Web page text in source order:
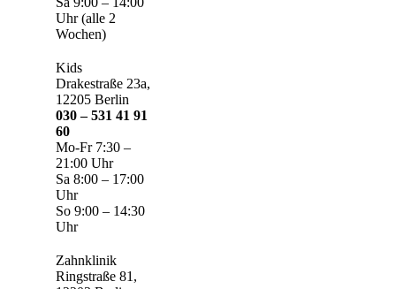
Uhr (alle 2
Wochen)
Kids
Drakestraße 23a,
12205 Berlin
030 – 531 41 91
60
Mo-Fr 7:30 –
21:00 Uhr
Sa 8:00 – 17:00
Uhr
So 9:00 – 14:30
Uhr
Zahnklinik
Ringstraße 81,